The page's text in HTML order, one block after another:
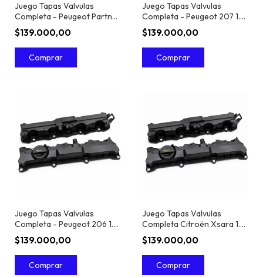
Juego Tapas Valvulas
Completa - Peugeot Partner
1.6 16V
$139.000,00
Juego Tapas Valvulas
Completa - Peugeot 207 1.6
16V
$139.000,00
Juego Tapas Valvulas
Completa - Peugeot 206 1.6
16V
$139.000,00
Juego Tapas Valvulas
Completa Citroën Xsara 1.6
16V
$139.000,00